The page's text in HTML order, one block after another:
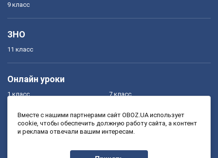
9 класс
ЗНО
11 класс
Онлайн уроки
1 класс
3 класс
7 класс
9 класс
Вместе с нашими партнерами сайт OBOZ.UA использует
cookie, чтобы обеспечить должную работу сайта, а контент
и реклама отвечали вашим интересам.